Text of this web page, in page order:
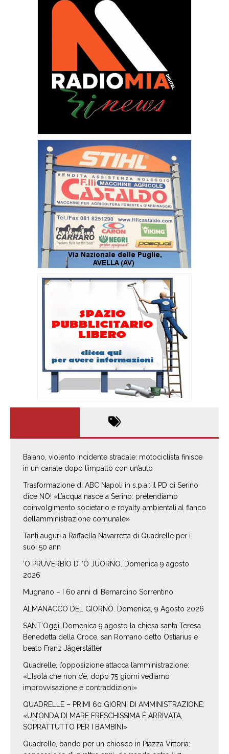
Baiano, violento incidente stradale: motociclista finisce
in un canale dopo l’impatto con un’auto
Trasformazione di ABC Napoli in s.p.a.: il PD di Serino
dice NO! «L’acqua nasce a Serino: pretendiamo
coinvolgimento societario e royalty ambientali al fianco
dell’amministrazione comunale»
Tanti auguri a Raffaella Navarretta di Quadrelle per i
suoi 50 ann
‘O PRUVERBIO D’ ‘O JUORNO. Domenica 9 agosto
2026
Mugnano – I 60 anni di Bernardino Sorrentino
ALMANACCO DEL GIORNO. Domenica, 9 Agosto 2026
SANT’Oggi. Domenica 9 agosto la chiesa santa Teresa
Benedetta della Croce, san Romano detto Ostiarius e
beato Franz Jägerstätter
Quadrelle, l’opposizione attacca l’amministrazione:
«L’Isola che non c’è, dopo 75 giorni vediamo
improvvisazione e contraddizioni»
QUADRELLE – PRIMI 60 GIORNI DI AMMINISTRAZIONE:
«UN’ONDA DI MARE FRESCHISSIMA È ARRIVATA,
SOPRATTUTTO PER I BAMBINI»
Quadrelle, bando per un chiosco in Piazza Vittoria: